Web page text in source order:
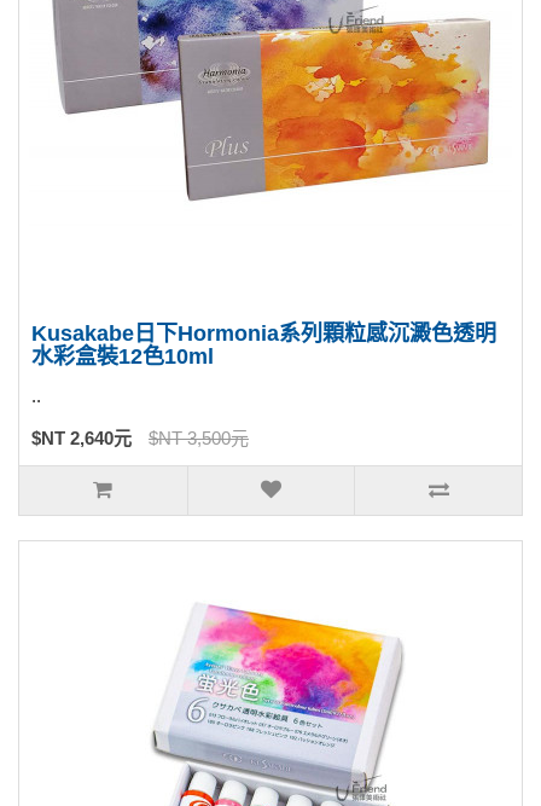
Kusakabe日下Hormonia系列顆粒感沉澱色透明
水彩盒裝12色10ml
..
$NT 2,640元 $NT 3,500元